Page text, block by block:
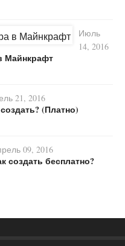
Июль
14, 2016
Майнкрафт
21, 2016
(Платно)
09, 2016
создать бесплатно?